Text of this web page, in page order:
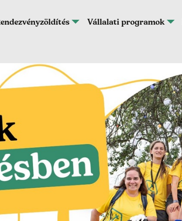
Vállalati programok